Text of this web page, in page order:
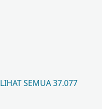
LIHAT SEMUA 37.077